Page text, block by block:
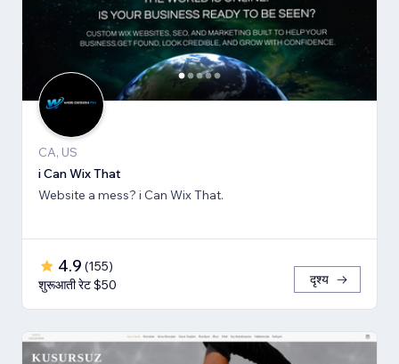
CA, US
i Can Wix That
Website a mess? i Can Wix That.
4.9 (155)
शुरूआती रेट $50
दृश्य